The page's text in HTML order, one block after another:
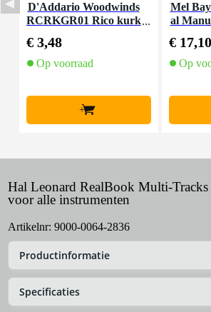
D'Addario Woodwinds
RCRKGR01 Rico kurk
€ 3,48
Op voorraad
+
Mel
al
€ 17,10
Op
Hal Leonard RealBook Multi-
voor alle instrumenten
Artikelnr: 9000-0064-2836
Productinformatie
Specificaties